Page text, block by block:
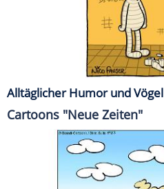
Alltäglicher Humor und Vögel
Cartoons "Neue Zeiten"